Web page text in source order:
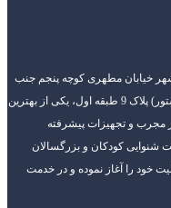
خیابان مطهری کوچه پنجم جنب
داروخانه دکتر حاتمی (روبروی ساختمان پزشکان پاستور) پلاک 9 طبقه اول، یکی از بهترین
مجرب و تجهیزات پیشرفته
شنوایی کودکان و بزرگسالان
و ارزیابی وزوزگوش از سال 1389 فعالیت خود را آغاز نموده و در خدمت